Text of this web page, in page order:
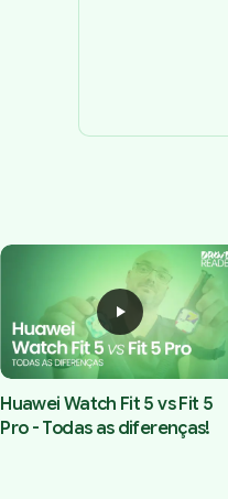
Huawei Watch Fit 5 vs Fit 5
Pro - Todas as diferenças!